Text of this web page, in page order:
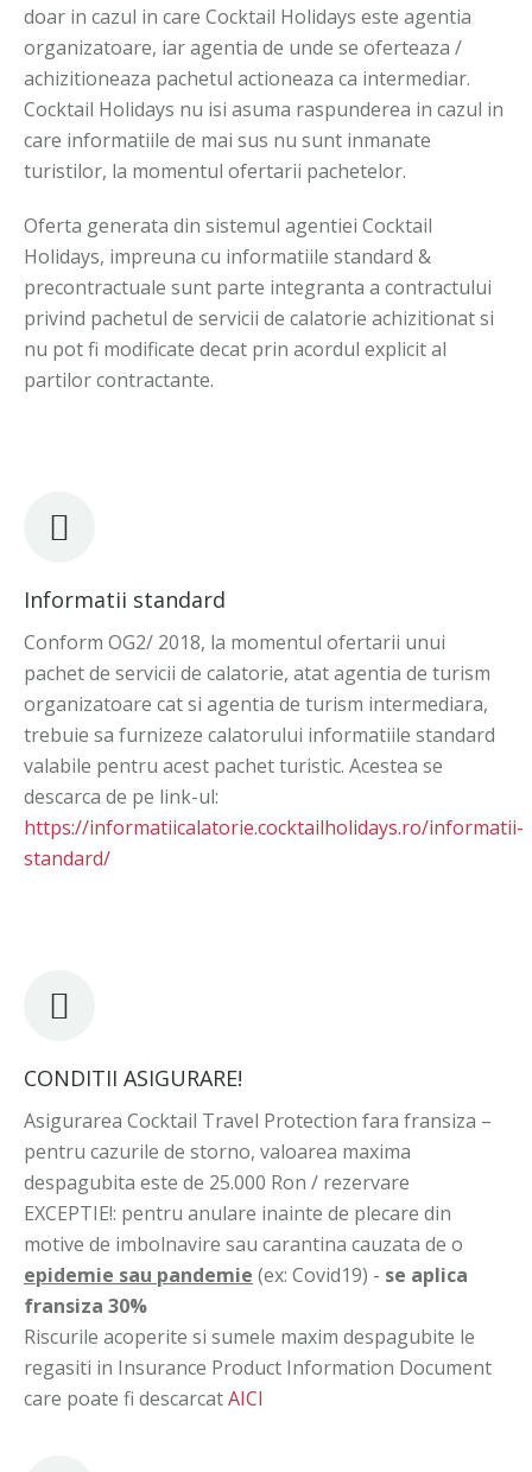
doar in cazul in care Cocktail Holidays este agentia
organizatoare, iar agentia de unde se oferteaza /
achizitioneaza pachetul actioneaza ca intermediar.
Cocktail Holidays nu isi asuma raspunderea in cazul in
care informatiile de mai sus nu sunt inmanate
turistilor, la momentul ofertarii pachetelor.
Oferta generata din sistemul agentiei Cocktail
Holidays, impreuna cu informatiile standard &
precontractuale sunt parte integranta a contractului
privind pachetul de servicii de calatorie achizitionat si
nu pot fi modificate decat prin acordul explicit al
partilor contractante.
Informatii standard
Conform OG2/ 2018, la momentul ofertarii unui
pachet de servicii de calatorie, atat agentia de turism
organizatoare cat si agentia de turism intermediara,
trebuie sa furnizeze calatorului informatiile standard
valabile pentru acest pachet turistic. Acestea se
descarca de pe link-ul:
https://informatiicalatorie.cocktailholidays.ro/informatii-
standard/
CONDITII ASIGURARE!
Asigurarea Cocktail Travel Protection fara fransiza –
pentru cazurile de storno, valoarea maxima
despagubita este de 25.000 Ron / rezervare
EXCEPTIE!: pentru anulare inainte de plecare din
motive de imbolnavire sau carantina cauzata de o
epidemie sau pandemie (ex: Covid19) - se aplica
fransiza 30%
Riscurile acoperite si sumele maxim despagubite le
regasiti in Insurance Product Information Document
care poate fi descarcatAICI